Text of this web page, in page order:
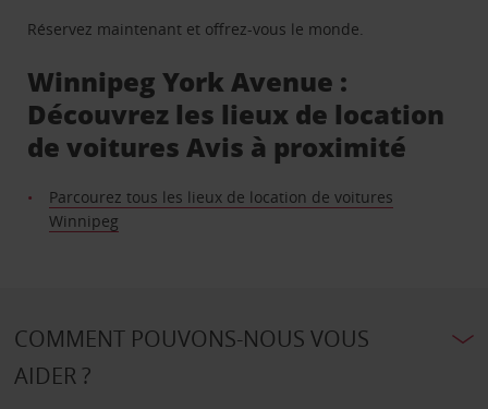
Réservez maintenant et offrez-vous le monde.
Winnipeg York Avenue :
Découvrez les lieux de location
de voitures Avis à proximité
Parcourez tous les lieux de location de voitures
Winnipeg
COMMENT POUVONS-NOUS VOUS
AIDER ?